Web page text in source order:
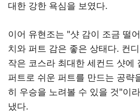
대한 강한 욕심을 보였다.
이어 유현조는 "샷 감이 조금 떨
치와 퍼트 감은 좋은 상태다. 컨
작은 코스라 최대한 세컨드 샷에
퍼트로 쉬운 퍼트를 만드는 공략
히 우승을 노려볼 수 있을 것"이
냈다.